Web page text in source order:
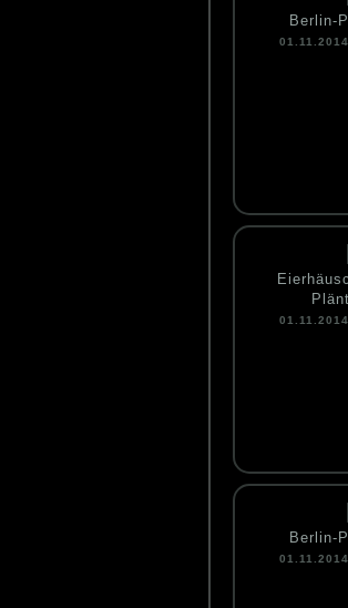
Berlin-
01.11.2014
01.11.2014
Berlin-
01.11.2014